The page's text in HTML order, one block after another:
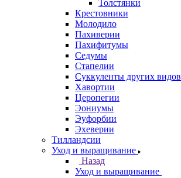
Толстянки
Крестовники
Молодило
Пахиверии
Пахифитумы
Седумы
Стапелии
Суккуленты других видов
Хавортии
Церопегии
Эониумы
Эуфорбии
Эхеверии
Тилландсии
Уход и выращивание
Назад
Уход и выращивание